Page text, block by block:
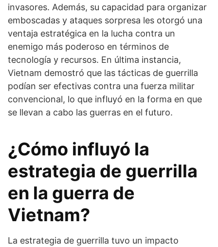
invasores. Además, su capacidad para organizar
emboscadas y ataques sorpresa les otorgó una
ventaja estratégica en la lucha contra un
enemigo más poderoso en términos de
tecnología y recursos. En última instancia,
Vietnam demostró que las tácticas de guerrilla
podían ser efectivas contra una fuerza militar
convencional, lo que influyó en la forma en que
se llevan a cabo las guerras en el futuro.
¿Cómo influyó la
estrategia de guerrilla
en la guerra de
Vietnam?
La estrategia de guerrilla tuvo un impacto